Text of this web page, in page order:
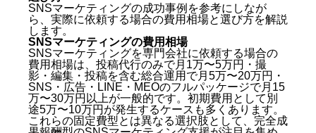
SNSマーケティングの成功事例を参考にしなが
ら、実際に依頼する場合の費用相場と選び方を解説
します。
SNSマーケティングの費用相場
SNSマーケティングを専門会社に依頼する場合の
費用相場は、投稿代行のみで月1万〜5万円・撮
影・編集・投稿を含む総合運用で月5万〜20万円・
SNS・広告・LINE・MEOのフルパッケージで月15
万〜30万円以上が一般的です。初期費用として別
途5万〜10万円が発生するケースも多くあります。
これらの固定費型とは異なる選択肢として、完全成
にSNS動画76,000回再生
成功事例④：宿泊業でMeta広告CPAを8〜12万円か
ら2万円に改善・売上5倍
札幌でSNSマーケティングを依頼する費用相場と選び
方
SNSマーケティングの費用相場
SNSマーケティング会社の選び方
まとめ：【札幌】SNSマーケティングの成功には総合
的な戦略と実績ある会社選びが鍵